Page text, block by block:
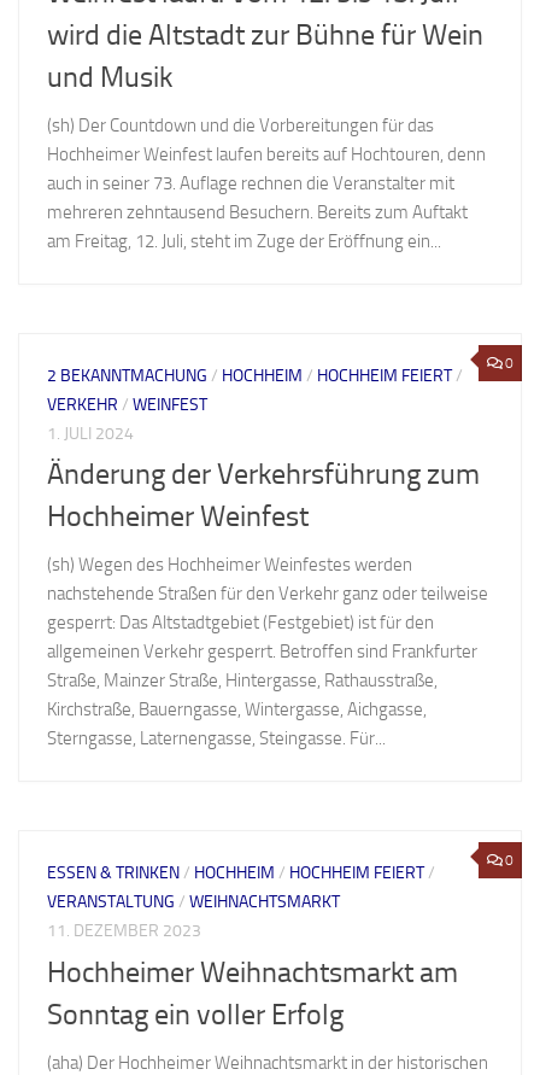
wird die Altstadt zur Bühne für Wein
und Musik
(sh) Der Countdown und die Vorbereitungen für das
Hochheimer Weinfest laufen bereits auf Hochtouren, denn
auch in seiner 73. Auflage rechnen die Veranstalter mit
mehreren zehntausend Besuchern. Bereits zum Auftakt
am Freitag, 12. Juli, steht im Zuge der Eröffnung ein...
0
2 BEKANNTMACHUNG / HOCHHEIM / HOCHHEIM FEIERT/
VERKEHR / WEINFEST
1. JULI 2024
Änderung der Verkehrsführung zum
Hochheimer Weinfest
(sh) Wegen des Hochheimer Weinfestes werden
nachstehende Straßen für den Verkehr ganz oder teilweise
gesperrt: Das Altstadtgebiet (Festgebiet) ist für den
allgemeinen Verkehr gesperrt. Betroffen sind Frankfurter
Straße, Mainzer Straße, Hintergasse, Rathausstraße,
Kirchstraße, Bauerngasse, Wintergasse, Aichgasse,
Sterngasse, Laternengasse, Steingasse. Für...
0
ESSEN & TRINKEN/ HOCHHEIM / HOCHHEIM FEIERT/
VERANSTALTUNG / WEIHNACHTSMARKT
11. DEZEMBER 2023
Hochheimer Weihnachtsmarkt am
Sonntag ein voller Erfolg
(aha) Der Hochheimer Weihnachtsmarkt in der historischen